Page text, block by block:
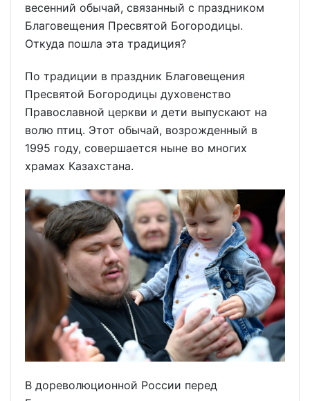
весенний обычай, связанный с праздником
Благовещения Пресвятой Богородицы.
Откуда пошла эта традиция?
По традиции в праздник Благовещения
Пресвятой Богородицы духовенство
Православной церкви и дети выпускают на
волю птиц. Этот обычай, возрожденный в
1995 году, совершается ныне во многих
храмах Казахстана.
В дореволюционной России перед